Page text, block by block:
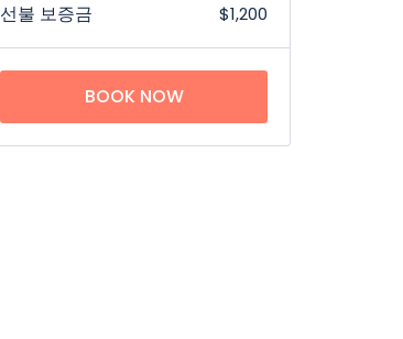
선불 보증금 $1,200
BOOK NOW